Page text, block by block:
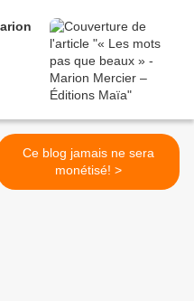
Ce blog jamais ne sera
monétisé! >